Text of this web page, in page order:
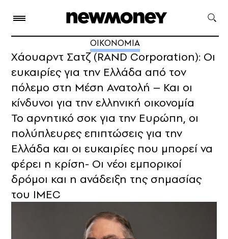
ΟΙΚΟΝΟΜΙΑ
Χάουαρντ Σατζ (RAND Corporation): Οι
ευκαιρίες για την Ελλάδα από τον
πόλεμο στη Μέση Ανατολή – Και οι
κίνδυνοι για την ελληνική οικονομία
Το αρνητικό σοκ για την Ευρώπη, οι
πολύπλευρες επιπτώσεις για την
Ελλάδα και οι ευκαιρίες που μπορεί να
φέρει η κρίση- Οι νέοι εμπορικοί
δρόμοι και η ανάδειξη της σημασίας
του IMEC